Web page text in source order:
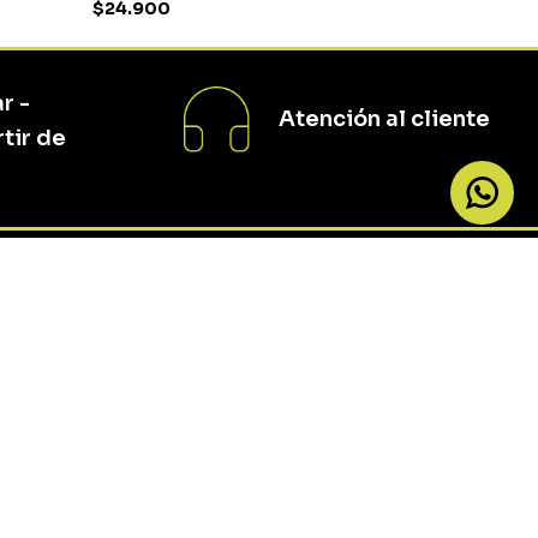
COMPRAR
$24.900
-
de
Atención al cliente